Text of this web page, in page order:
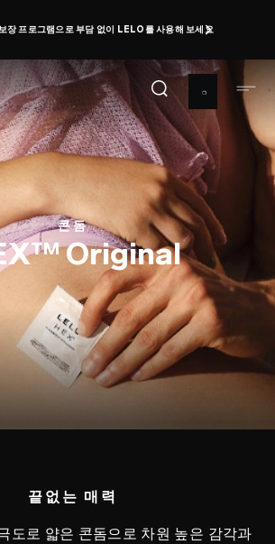
지금 구매하기
콘돔
Original
끝없는 매력
도로 얇은 콘돔으로 차원 높은 감각과